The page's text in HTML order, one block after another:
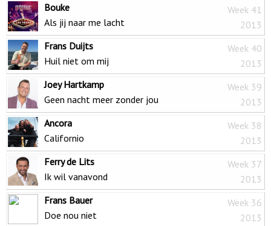
Week 41
2013
Bouke
Als jij naar me lacht
Week 40
2013
Frans Duijts
Huil niet om mij
Week 39
2013
Joey Hartkamp
Geen nacht meer zonder jou
Week 38
2013
Ancora
Californio
Week 37
2013
Ferry de Lits
Ik wil vanavond
Week 36
2013
Frans Bauer
Doe nou niet